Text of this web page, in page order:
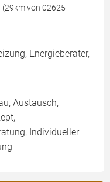
(29km von 02625
Energieberater,
Austausch,
Individueller